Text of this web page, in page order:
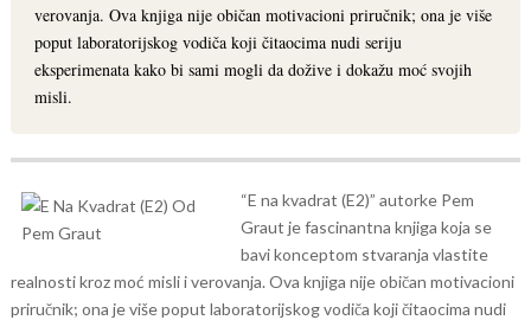
verovanja. Ova knjiga nije običan motivacioni priručnik; ona je više
poput laboratorijskog vodiča koji čitaocima nudi seriju
eksperimenata kako bi sami mogli da dožive i dokažu moć svojih
misli.
“E na kvadrat (E2)” autorke Pem
Graut je fascinantna knjiga koja se
bavi konceptom stvaranja vlastite
realnosti kroz moć misli i verovanja. Ova knjiga nije običan motivacioni
priručnik; ona je više poput laboratorijskog vodiča koji čitaocima nudi